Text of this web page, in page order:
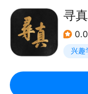
寻真
0.0
兴趣